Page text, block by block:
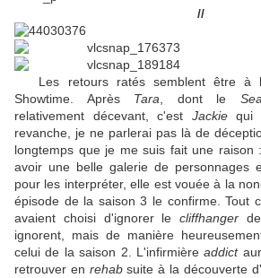
//
Les retours ratés semblent être à
Showtime. Après Tara , dont le
relativement décevant, c'est Jackiequi
revanche, je ne parlerai pas là de
longtemps que je me suis fait une raison :
avoir une belle galerie de personnages
pour les interpréter, elle est vouée à la
épisode de la saison 3 le confirme. Tout
avaient choisi d'ignorer lecliffhanger
ignorent, mais de manière
celui de la saison 2. L'infirmièreaddict
retrouver en rehabsuite à la découverte